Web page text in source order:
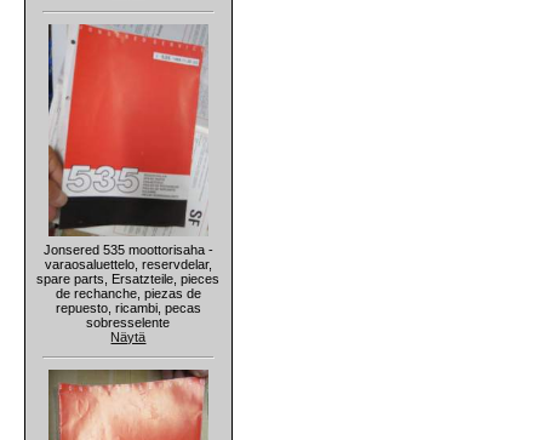
Jonsered 535 moottorisaha -
varaosaluettelo, reservdelar,
spare parts, Ersatzteile, pieces
de rechanche, piezas de
repuesto, ricambi, pecas
sobresselente
Näytä